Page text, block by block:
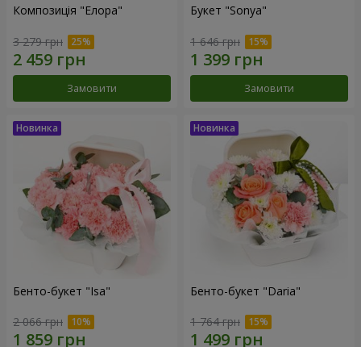
Композиція "Елора"
3 279 грн
Замовити
Букет "Sonya"
1 646 грн
Замовити
Бенто-букет "Isa"
2 066 грн
Бенто-букет "Daria"
1 764 грн